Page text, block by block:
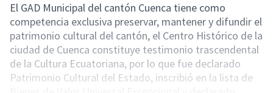
El GAD Municipal del cantón Cuenca tiene como
competencia exclusiva preservar, mantener y difundir el
patrimonio cultural del cantón, el Centro Histórico de la
ciudad de Cuenca constituye testimonio trascendental
de la Cultura Ecuatoriana, por lo que fue declarado
Patrimonio Cultural del Estado, inscribió en la lista de